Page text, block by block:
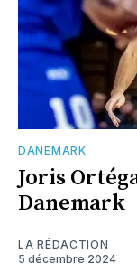
DANEMARK
Joris
Danemark
LA RÉDACTION
5 décembre 2024